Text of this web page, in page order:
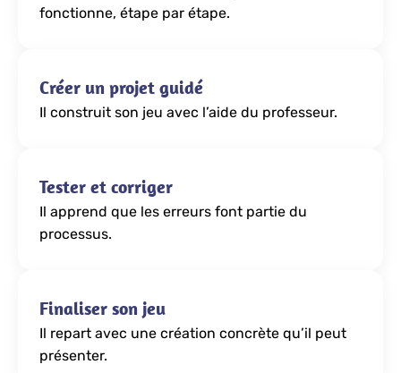
fonctionne, étape par étape.
Créer un projet guidé
Il construit son jeu avec l’aide du professeur.
Tester et corriger
Il apprend que les erreurs font partie du
processus.
Finaliser son jeu
Il repart avec une création concrète qu’il peut
présenter.